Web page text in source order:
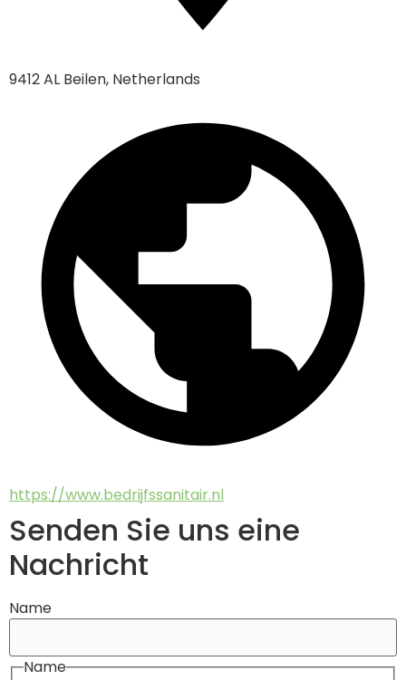
9412 AL Beilen, Netherlands
https://www.bedrijfssanitair.nl
Senden Sie uns eine
Nachricht
Name
Name